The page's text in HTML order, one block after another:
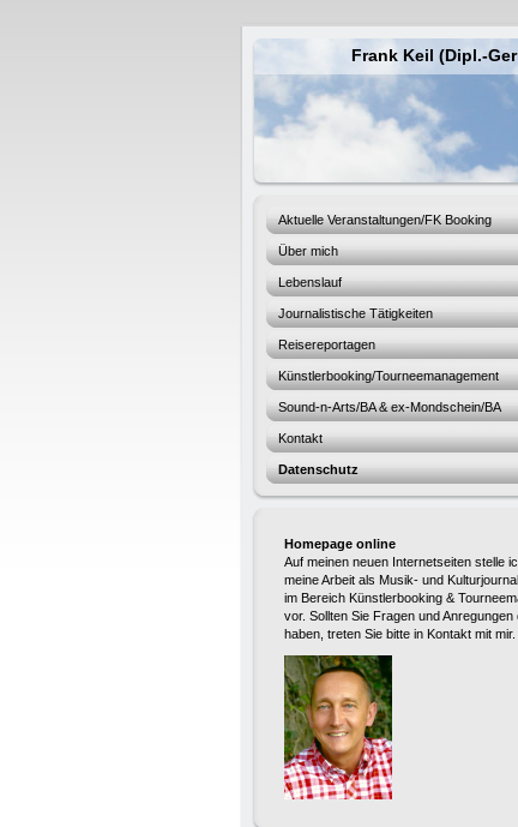
Frank Keil (Dipl.-
Aktuelle Veranstaltungen/FK Booking
Über mich
Lebenslauf
Journalistische Tätigkeiten
Reisereportagen
Künstlerbooking/Tourneemanagement
Sound-n-Arts/BA & ex-Mondschein/BA
Kontakt
Datenschutz
Homepage online
Auf meinen neuen Internetseiten stelle
meine Arbeit als Musik- und
im Bereich Künstlerbooking &
vor. Sollten Sie Fragen und Anregungen
haben, treten Sie bitte in Kontakt mit mir.